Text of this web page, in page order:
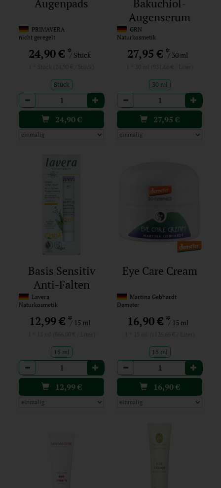
Augenpads
PRIMAVERA
nicht geregelt
24,90 €*/ Stück
Stück
Anzahl
24,90€
Bakuchiol-
Augenserum
GRN
Naturkosmetik
27,95 € */ 30 ml
30 ml
Anzahl
27,95€
Basis Sensitiv
Anti-Falten
Augencreme Q10
Lavera
Naturkosmetik
12,99 €*/ 15 ml
15 ml
Anzahl
12,99€
Eye Care Cream
Martina Gebhardt
Demeter
16,90 €*/ 15 ml
15 ml
Anzahl
16,90€